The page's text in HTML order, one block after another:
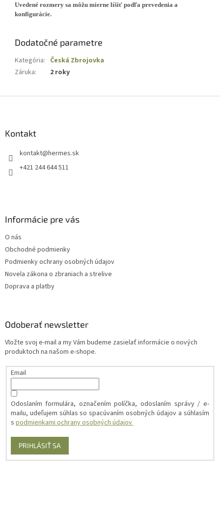
Uvedené rozmery sa môžu mierne líšiť podľa prevedenia a
konfigurácie.
Dodatočné parametre
Kategória: Česká Zbrojovka
Záruka: 2 roky
Kontakt
kontakt@hermes.sk
+421 244 644 511
Informácie pre vás
O nás
Obchodné podmienky
Podmienky ochrany osobných údajov
Novela zákona o zbraniach a strelive
Doprava a platby
Odoberať newsletter
Vložte svoj e-mail a my Vám budeme zasielať informácie o nových
produktoch na našom e-shope.
Email
Odoslaním formulára, označením políčka, odoslaním správy / e-
mailu, udeľujem súhlas so spacúvaním osobných údajov a súhlasím
s podmienkami ochrany osobných údajov
PRIHLÁSIŤ SA